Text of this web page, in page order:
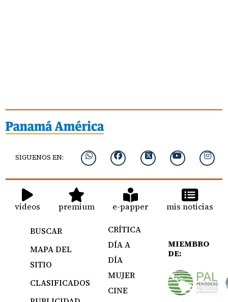
SIGUENOS EN:
videos premium e-papper mis noticias
BUSCAR
MAPA DEL
SITIO
CLASIFICADOS
CRÍTICA
DÍA A
DÍA
MUJER
CINE
MIEMBRO
DE: